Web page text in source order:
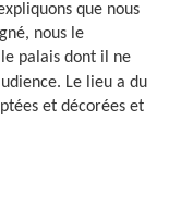
que nous
nous le
palais dont il ne
Le lieu a du
et décorées et